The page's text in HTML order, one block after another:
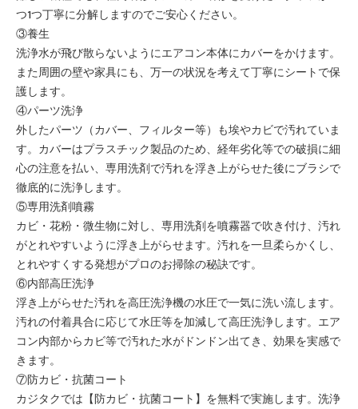
つ1つ丁寧に分解しますのでご安心ください。
③養生
洗浄水が飛び散らないようにエアコン本体にカバーをかけます。
また周囲の壁や家具にも、万一の状況を考えて丁寧にシートで保
護します。
④パーツ洗浄
外したパーツ（カバー、フィルター等）も埃やカビで汚れていま
す。カバーはプラスチック製品のため、経年劣化等での破損に細
心の注意を払い、専用洗剤で汚れを浮き上がらせた後にブラシで
徹底的に洗浄します。
⑤専用洗剤噴霧
カビ・花粉・微生物に対し、専用洗剤を噴霧器で吹き付け、汚れ
がとれやすいように浮き上がらせます。汚れを一旦柔らかくし、
とれやすくする発想がプロのお掃除の秘訣です。
⑥内部高圧洗浄
浮き上がらせた汚れを高圧洗浄機の水圧で一気に洗い流します。
汚れの付着具合に応じて水圧等を加減して高圧洗浄します。エア
コン内部からカビ等で汚れた水がドンドン出てき、効果を実感で
きます。
⑦防カビ・抗菌コート
カジタクでは【防カビ・抗菌コート】を無料で実施します。洗浄